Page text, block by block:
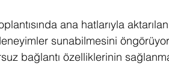
ana hatlarıyla
sunabilmesini
bağlantı özelliklerinin